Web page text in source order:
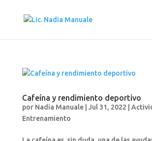
Cafeína y rendimiento deportivo
por Nadia Manuale| Jul 31, 2022
Entrenamiento